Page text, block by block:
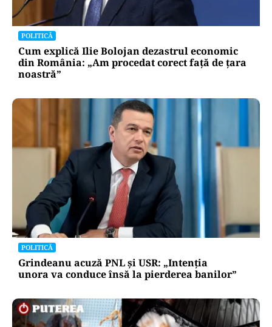
POLITICĂ
Cum explică Ilie Bolojan dezastrul economic
din România: „Am procedat corect față de țara
noastră”
POLITICĂ
Grindeanu acuză PNL și USR: „Intenția
unora va conduce însă la pierderea banilor”